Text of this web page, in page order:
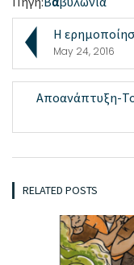
Η
May 24, 2016
RELATED POSTS